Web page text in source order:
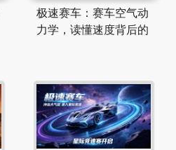
极速赛车：赛车空气动
力学，读懂速度背后的